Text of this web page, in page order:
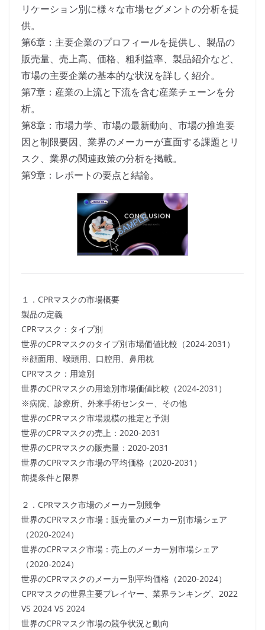
リケーション別に様々な市場セグメントの分析を提
供。
第6章：主要企業のプロフィールを提供し、製品の
販売量、売上高、価格、粗利益率、製品紹介など、
市場の主要企業の基本的な状況を詳しく紹介。
第7章：産業の上流と下流を含む産業チェーンを分
析。
第8章：市場力学、市場の最新動向、市場の推進要
因と制限要因、業界のメーカーが直面する課題とリ
スク、業界の関連政策の分析を掲載。
第9章：レポートの要点と結論。
１．CPRマスクの市場概要
製品の定義
CPRマスク：タイプ別
世界のCPRマスクのタイプ別市場価値比較（2024-2031）
※顔面用、喉頭用、口腔用、鼻用枕
CPRマスク：用途別
世界のCPRマスクの用途別市場価値比較（2024-2031）
※病院、診療所、外来手術センター、その他
世界のCPRマスク市場規模の推定と予測
世界のCPRマスクの売上：2020-2031
世界のCPRマスクの販売量：2020-2031
世界のCPRマスク市場の平均価格（2020-2031）
前提条件と限界
２．CPRマスク市場のメーカー別競争
世界のCPRマスク市場：販売量のメーカー別市場シェア
（2020-2024）
世界のCPRマスク市場：売上のメーカー別市場シェア
（2020-2024）
世界のCPRマスクのメーカー別平均価格（2020-2024）
CPRマスクの世界主要プレイヤー、業界ランキング、2022
VS 2024 VS 2024
世界のCPRマスク市場の競争状況と動向